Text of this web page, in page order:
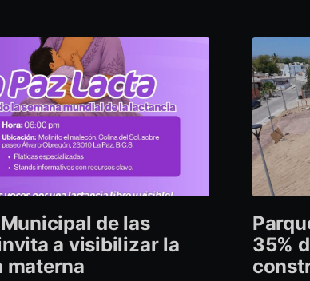
de las
a visibilizar la
materna
35%